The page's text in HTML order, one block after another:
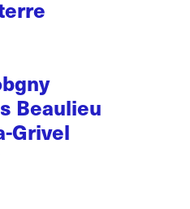
Beaulieu
Grivel